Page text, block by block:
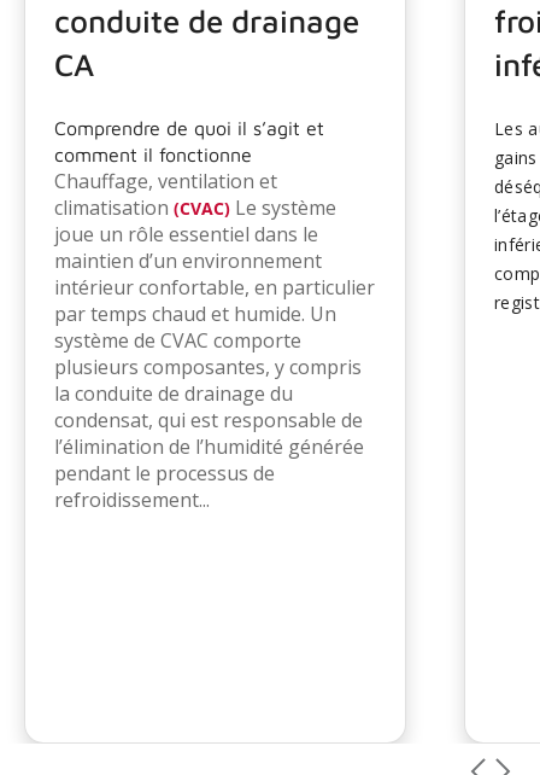
conduite de drainage
CA
Comprendre de quoi il s’agit et
comment il fonctionne
Chauffage, ventilation et
climatisation (CVAC) Le système
joue un rôle essentiel dans le
maintien d’un environnement
intérieur confortable, en particulier
par temps chaud et humide. Un
système de CVAC comporte
plusieurs composantes, y compris
la conduite de drainage du
condensat, qui est responsable de
l’élimination de l’humidité générée
pendant le processus de
refroidissement...
Les